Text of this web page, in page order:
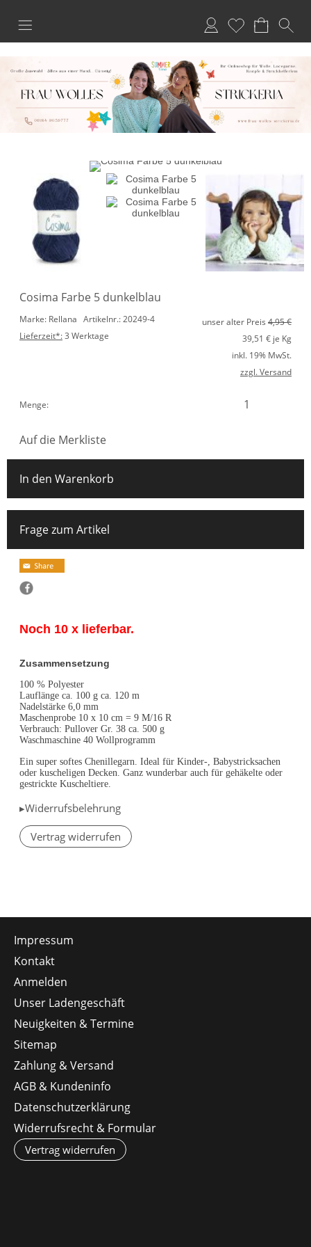
Anmelden
Merkliste
Cosima Farbe 5 dunkelblau
Marke: Rellana Artikelnr.: 20249-4
Lieferzeit*:3 Werktage
unser alter Preis 4,95 €
39,51 € je Kg
inkl. 19% MwSt.
zzgl. Versand
Menge:
Auf die Merkliste
In den Warenkorb
Frage zum Artikel
Noch 10 x lieferbar.
Zusammensetzung
100 % Polyester
Lauflänge ca. 100 g ca. 120 m
Nadelstärke 6,0 mm
Maschenprobe 10 x 10 cm = 9 M/16 R
Verbrauch: Pullover Gr. 38 ca. 500 g
Waschmaschine 40 Wollprogramm
Ein super softes Chenillegarn. Ideal für Kinder-, Babystricksachen
oder kuscheligen Decken. Ganz wunderbar auch für gehäkelte oder
gestrickte Kuscheltiere.
▸Widerrufsbelehrung
Vertrag widerrufen
Impressum
Kontakt
Anmelden
Unser Ladengeschäft
Neuigkeiten & Termine
Sitemap
Zahlung & Versand
AGB & Kundeninfo
Datenschutzerklärung
Widerrufsrecht & Formular
Vertrag widerrufen